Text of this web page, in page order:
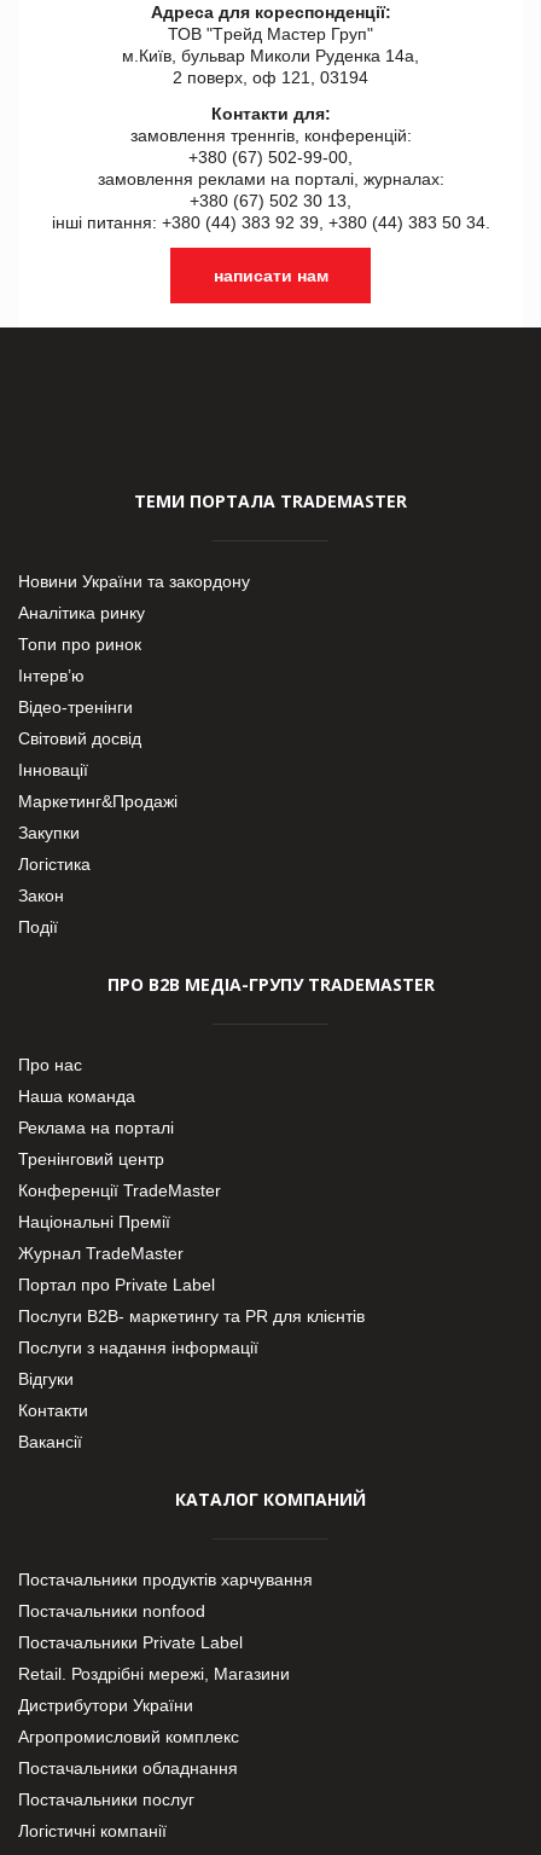
Адреса для кореспонденції:
ТОВ "Tрейд Мастер Груп"
м.Київ, бульвар Миколи Руденка 14а,
2 поверх, оф 121, 03194
Контакти для:
замовлення треннгів, конференцій:
+380 (67) 502-99-00,
замовлення реклами на порталі, журналах:
+380 (67) 502 30 13,
інші питання: +380 (44) 383 92 39, +380 (44) 383 50 34.
написати нам
ТЕМИ ПОРТАЛА TRADEMASTER
Новини України та закордону
Аналітика ринку
Топи про ринок
Інтерв’ю
Відео-тренінги
Світовий досвід
Інновації
Маркетинг&Продажі
Закупки
Логістика
Закон
Події
ПРО В2В МЕДІА-ГРУПУ TRADEMASTER
Про нас
Наша команда
Реклама на порталі
Тренінговий центр
Конференції TradeMaster
Національні Премії
Журнал TradeMaster
Портал про Private Label
Послуги В2В- маркетингу та PR для клієнтів
Послуги з надання інформації
Відгуки
Контакти
Вакансії
КАТАЛОГ КОМПАНИЙ
Постачальники продуктів харчування
Постачальники nonfood
Постачальники Private Label
Retail. Роздрібні мережі, Магазини
Дистрибутори України
Агропромисловий комплекс
Постачальники обладнання
Постачальники послуг
Логістичні компанії